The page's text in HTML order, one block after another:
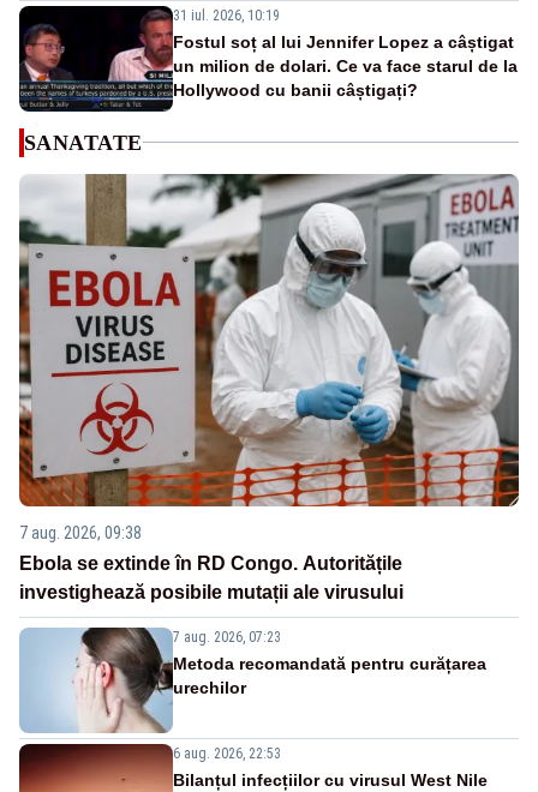
31 iul. 2026, 10:19
Fostul soț al lui Jennifer Lopez a câștigat
un milion de dolari. Ce va face starul de la
Hollywood cu banii câștigați?
SANATATE
7 aug. 2026, 09:38
Ebola se extinde în RD Congo. Autoritățile
investighează posibile mutații ale virusului
7 aug. 2026, 07:23
Metoda recomandată pentru curățarea
urechilor
6 aug. 2026, 22:53
Bilanțul infecțiilor cu virusul West Nile